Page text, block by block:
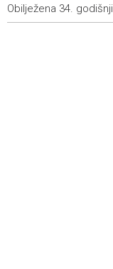
Obilježena 34.